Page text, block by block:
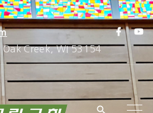
Creek, WI 53154
f
a
c
e
b
k
y
u
b